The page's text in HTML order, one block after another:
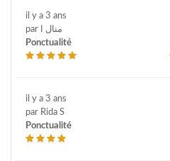
il y a 3 ans
par منال ا
Ponctualité
il y a 3 ans
par Rida S
Ponctualité